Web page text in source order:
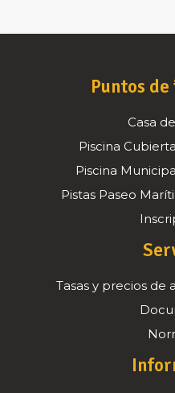
Puntos
Casa
Piscina
Piscina
Pistas Paseo
Tasas y precios de